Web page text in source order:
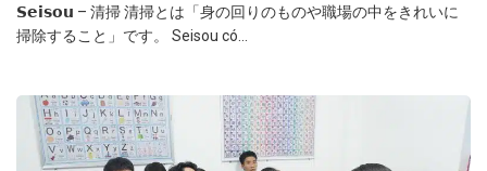
𝗦𝗲𝗶𝘀𝗼𝘂 – 清掃 清掃とは「身の回りのものや職場の中をきれいに
掃除すること」です。 Seisou có...